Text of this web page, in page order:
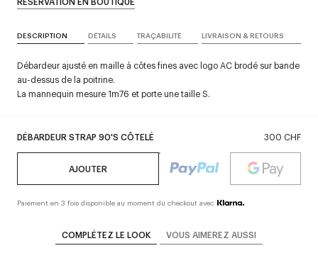
DÉBARDEUR STRAP 90'S CÔTELÉ 300 CHF
AJOUTER
Paiement en 3 fois disponible au moment du checkout avec
DESCRIPTION DÉTAILS TRAÇABILITÉ LIVRAISON & RETOURS
Débardeur ajusté en maille à côtes fines avec logo AC brodé sur bande
au-dessus de la poitrine.
La mannequin mesure 1m76 et porte une taille S.
COMPLÉTEZ LE LOOK VOUS AIMEREZ AUSSI